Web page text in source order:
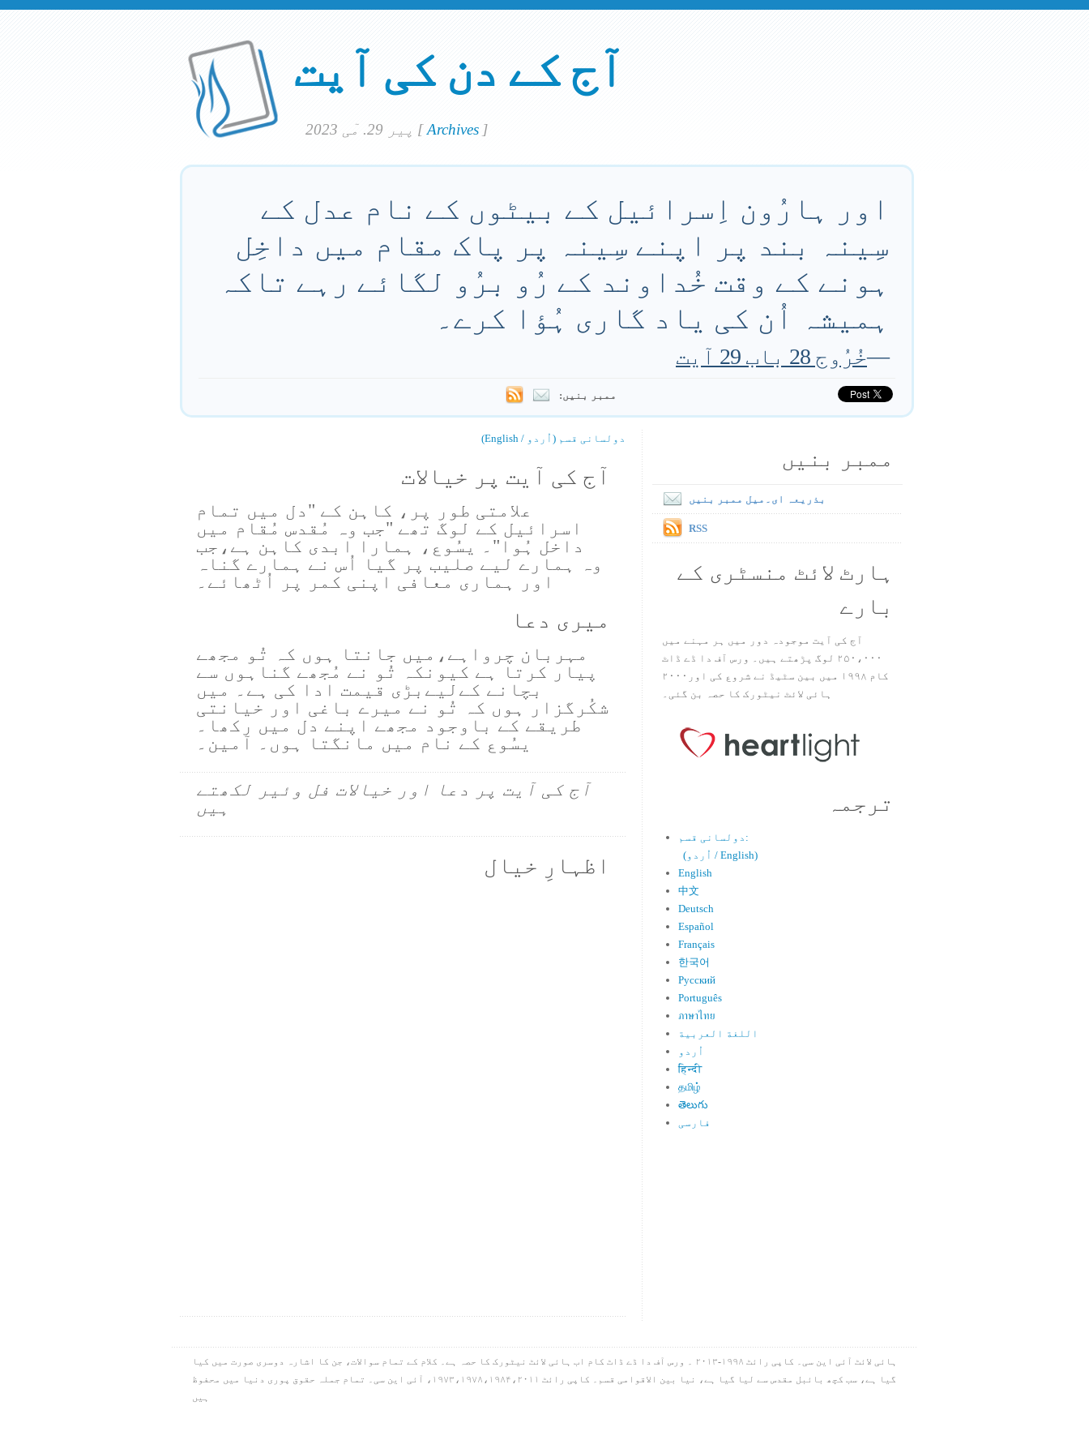
آج کے دن کی آیت
[Archives]
اور ہارُون اِسرائیل کے بیٹوں کے نام عدل کے
سِینہ بند پر اپنے سِینہ پر پاک مقام میں داخِل
ہونے کے وقت خُداوند کے رُو برُو لگائے رہے تاکہ
ہمیشہ اُن کی یاد گاری ہُؤا کرے۔
—خُرُوج 28 باب 29 آیت
ممبر بنیں:
دولسانی قسم (اُردو / English)
آج کی آیت پر خیالات
علامتی طور پر، کاہن کے "دل میں تمام
اسرائیل کے لوگ تھے "جب وہ مُقدس مُقام میں
داخل ہُوا"۔ یسُوع، ہمارا ابدی کاہن ہے،جب
وہ ہمارے لیے صلیب پر گیا اُس نے ہمارے گناہ
اور ہماری معافی اپنی کمر پر اُٹھائے۔
میری دعا
مہربان چرواہے،میں جانتا ہوں کہ تُو مجھے
پیار کرتا ہے کیونکہ تُو نے مُجھے گناہوں سے
بچانے کےلیےبڑی قیمت ادا کی ہے۔ میں
شکُرگزار ہوں کہ تُو نے میرے باغی اور خیانتی
طریقے کے باوجود مجھے اپنے دل میں رکھا۔
یسُوع کے نام میں مانگتا ہوں۔ آمین۔
آج کی آیت پر دعا اور خیالات فل وئیر لکھتے
ہیں
اظہارِ خیال
ممبر بنیں
بذریعہ ای۔میل ممبر بنیں
RSS
ہارٹ لائٹ منسٹری کے
بارے
آج کی آیت موجودہ دور میں ہر مہنے میں
۲۵۰،۰۰۰ لوگ پڑھتے ہیں۔ ورس آف دا ڈے ڈاٹ
کام ۱۹۹۸ میں بین سٹیڈ نے شروع کی اور۲۰۰۰
ہائی لائٹ نیٹورک کا حصہ بن گئی۔
ترجمہ
دولسانی قسم:
(اُردو / English)
English
中文
Deutsch
Español
Français
한국어
Русский
Português
ภาษาไทย
اللغة العربية
اُردو
हिन्दी
தமிழ்
తెలుగు
فارسی
ہائی لائٹ آئی این سی۔ کاپی رائٹ ۱۹۹۸-۲۰۱۳ ۔ ورس آف دا ڈے ڈاٹ کام اب ہائی لائٹ نیٹورک کا حصہ ہے۔ کلام کے تمام سوالات، جن کا اشارہ دوسری صورت میں کیا
گیا ہے، سب کچھ بائبل مقدس سے لیا گیا ہے، نیا بین الاقوامی قسم۔ کاپی رائٹ ۱۹۷۳،۱۹۷۸،۱۹۸۴،۲۰۱۱، آئی این سی۔ تمام جملہ حقوق پوری دنیا میں محفوظ
ہیں